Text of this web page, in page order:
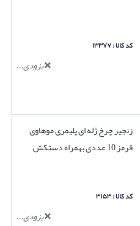
کد کالا : ۱۳۳۷۷
بزودی...
زنجیر چرخ ژله ای پلیمری موهاوی
قرمز 10 عددی بهمراه دستکش
کد کالا : ۳۱۵۳
بزودی...